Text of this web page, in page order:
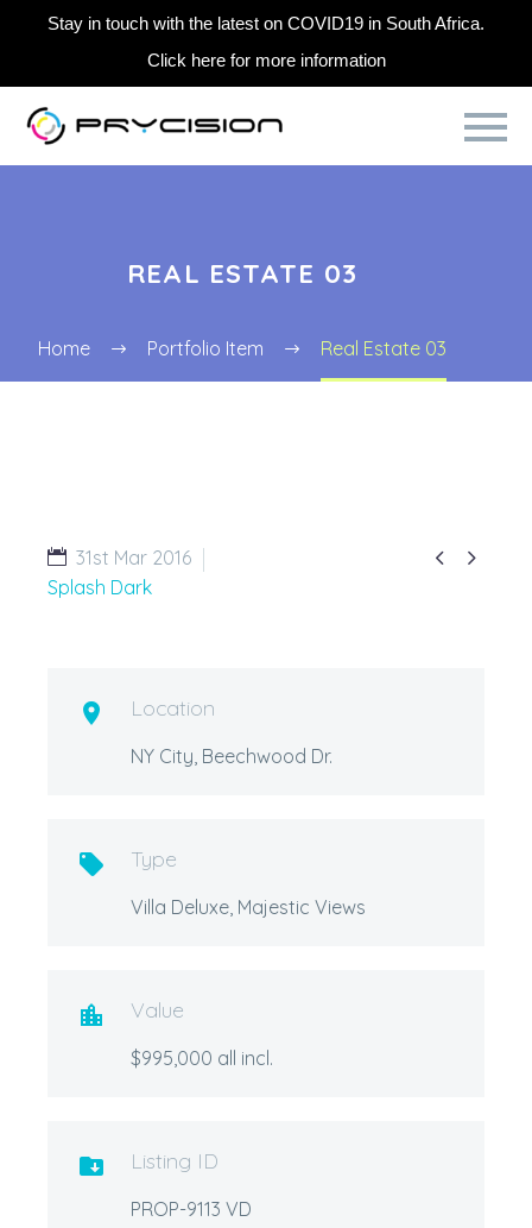
Stay in touch with the latest on COVID19 in South Africa.
Click here for more information
REAL ESTATE 03
Home Portfolio Item Real Estate 03
 
31st Mar 2016
Splash Dark
 Location
NY City, Beechwood Dr.
 Type
Villa Deluxe, Majestic Views
 Value
$995,000 all incl.
 Listing ID
PROP-9113 VD